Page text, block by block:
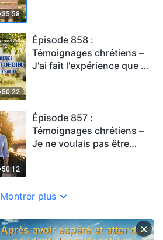
35:58
50:22
Épisode 858 :
Témoignages chrétiens –
J'ai fait l'expérience que le
50:12
Épisode 857 :
Témoignages chrétiens –
Je ne voulais pas être
Montrer plus